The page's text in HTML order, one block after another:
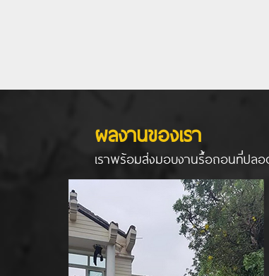
ผลงานของเรา
เราพร้อมส่งมอบงานรื้อถอนที่ปล